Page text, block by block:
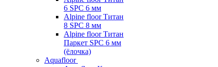
6 SPC 6 мм
Alpine floor Титан
8 SPC 8 мм
Alpine floor Титан
Паркет SPC 6 мм
(ёлочка)
Aquafloor